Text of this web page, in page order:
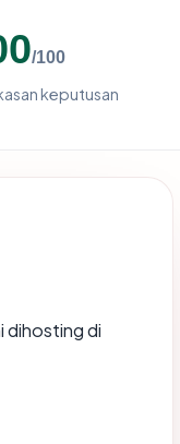
/100
keputusan
dihosting di